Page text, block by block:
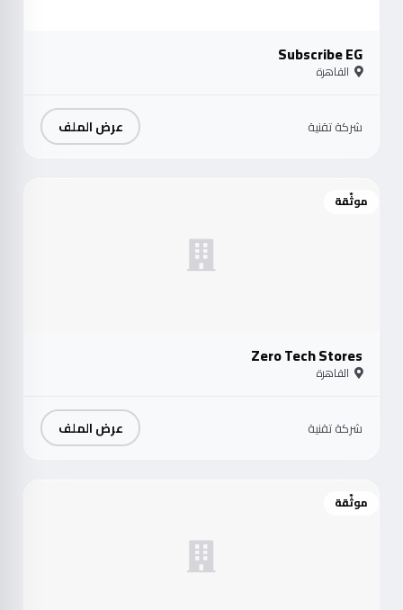
Subscribe EG
القاهرة
شركة تقنية عرض الملف
موثّقة
Zero Tech Stores
القاهرة
شركة تقنية عرض الملف
موثّقة